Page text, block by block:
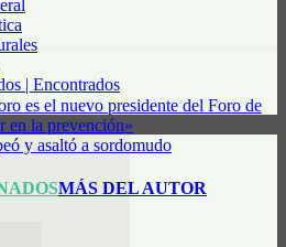
| Encontrados
es el nuevo presidente del Foro de
en la prevención»
y asaltó a sordomudo
MÁS DEL AUTOR